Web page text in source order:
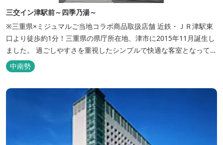
三交イン津駅前～四季乃湯～
※三重県×ミジュマルご当地コラボ商品取扱店舗 近鉄・ＪＲ津駅東
口より徒歩約1分！三重県の県庁所在地、津市に2015年11月誕生し
ました。 過ごしやすさを重視したシンプルで快適な客室となってお
り、ベッドはワイドなサイズで、羽毛布団をご用意。女性にやさし
いアメニティグッズを取り揃えており、連泊の方用にコインランド
中南勢